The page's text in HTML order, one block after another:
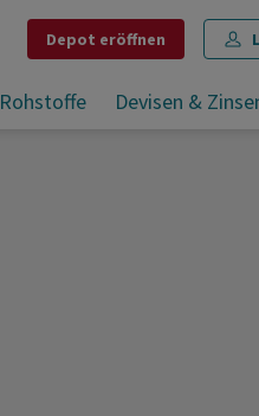
Depot eröffnen
Rohstoffe Devisen &